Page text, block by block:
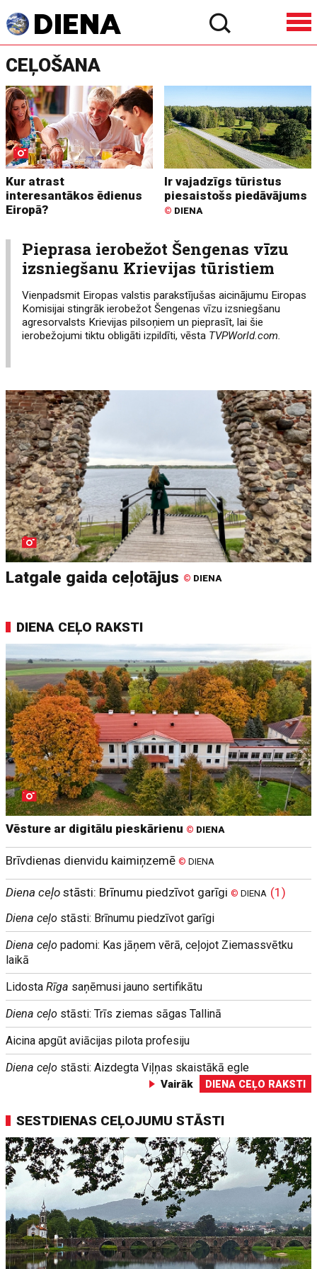
CEĻOŠANA
Kur atrast
interesantākos ēdienus
Eiropā?
Ir vajadzīgs tūristus
piesaistošs piedāvājums
© DIENA
Pieprasa ierobežot Šengenas vīzu
izsniegšanu Krievijas tūristiem
Vienpadsmit Eiropas valstis parakstījušas aicinājumu Eiropas
Komisijai stingrāk ierobežot Šengenas vīzu izsniegšanu
agresorvalsts Krievijas pilsoņiem un pieprasīt, lai šie
ierobežojumi tiktu obligāti izpildīti, vēsta TVPWorld.com.
Latgale gaida ceļotājus © DIENA
DIENA CEĻO RAKSTI
Vēsture ar digitālu pieskārienu © DIENA
Brīvdienas dienvidu kaimiņzemē© DIENA
Diena ceļo stāsti: Brīnumu piedzīvot garīgi© DIENA (1)
Diena ceļo stāsti: Brīnumu piedzīvot garīgi
Diena ceļo padomi: Kas jāņem vērā, ceļojot Ziemassvētku
laikā
LidostaRīga saņēmusi jauno sertifikātu
Diena ceļo stāsti: Trīs ziemas sāgas Tallinā
Aicina apgūt aviācijas pilota profesiju
Diena ceļo stāsti: Aizdegta Viļņas skaistākā egle
Vairāk DIENA CEĻO RAKSTI
SESTDIENAS CEĻOJUMU STĀSTI